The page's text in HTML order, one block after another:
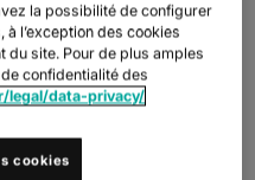
la possibilité de configurer
l’exception des cookies
du site. Pour de plus amples
confidentialité des
data-privacy/
cookies